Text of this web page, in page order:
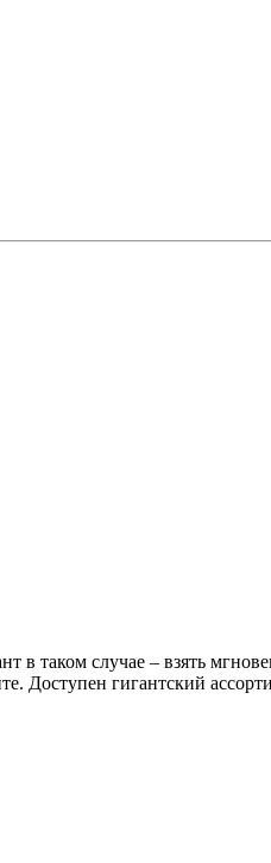
таком случае – взять
Доступен гигантский